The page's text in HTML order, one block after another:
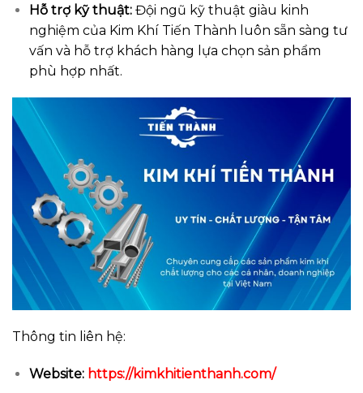
Hỗ trợ kỹ thuật: Đội ngũ kỹ thuật giàu kinh
nghiệm của Kim Khí Tiến Thành luôn sẵn sàng tư
vấn và hỗ trợ khách hàng lựa chọn sản phẩm
phù hợp nhất.
Thông tin liên hệ:
Website: https://kimkhitienthanh.com/